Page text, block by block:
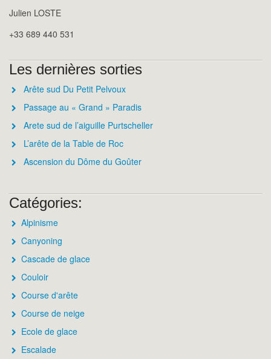
Julien LOSTE
+33 689 440 531
Les dernières sorties
Arête sud Du Petit Pelvoux
Passage au « Grand » Paradis
Arete sud de l’aiguille Purtscheller
L’arête de la Table de Roc
Ascension du Dôme du Goûter
Catégories:
Alpinisme
Canyoning
Cascade de glace
Couloir
Course d'arête
Course de neige
Ecole de glace
Escalade